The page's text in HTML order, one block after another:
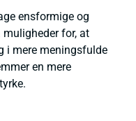
ensformige og
for, at
i mere meningsfulde
en mere